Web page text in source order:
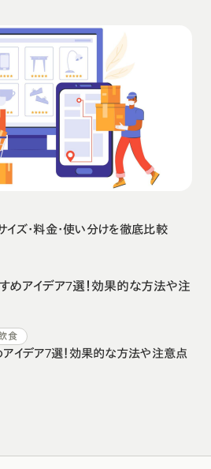
イズ・料金・使い分けを徹底比較
食
イデア7選！効果的な方法や注意点